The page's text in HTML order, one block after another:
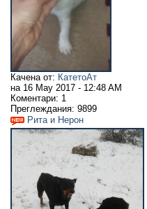
Качена от: КатетоАт
на 16 May 2017 - 12:48 AM
Коментари: 1
Преглеждания: 9899
Рита и Нерон